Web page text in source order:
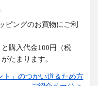
ピングのお買物にご利
購入代金100円（税
たまります。
ト」のつかい道＆ため方